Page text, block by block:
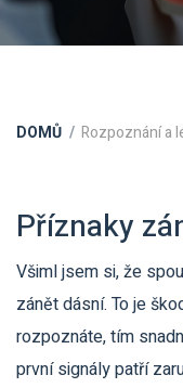
DOMŮ Rozpoznání a
Příznaky
Všiml jsem si, že
zánět dásní. To je
rozpoznáte, tím
první signály patří